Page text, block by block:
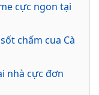
cực ngon tại
chấm cua Cà
nhà cực đơn